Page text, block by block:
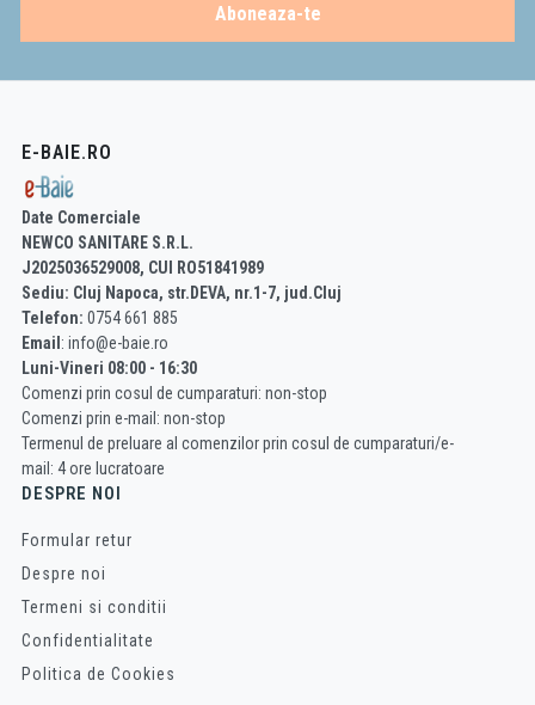
Aboneaza-te
E-BAIE.RO
Date Comerciale
NEWCO SANITARE S.R.L.
J2025036529008, CUI RO51841989
Sediu: Cluj Napoca, str.DEVA, nr.1-7, jud.Cluj
Telefon: 0754 661 885
Email : info@e-baie.ro
Luni-Vineri 08:00 - 16:30
Comenzi prin cosul de cumparaturi: non-stop
Comenzi prin e-mail: non-stop
Termenul de preluare al comenzilor prin cosul de cumparaturi/e-
mail: 4 ore lucratoare
DESPRE NOI
Formular retur
Despre noi
Termeni si conditii
Confidentialitate
Politica de Cookies